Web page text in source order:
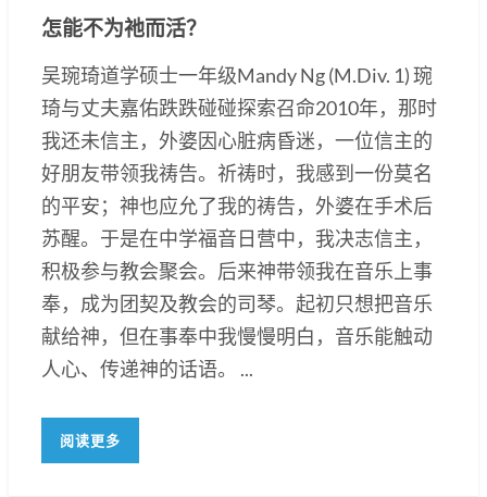
怎能不为祂而活？
吴琬琦道学硕士一年级Mandy Ng (M.Div. 1) 琬
琦与丈夫嘉佑跌跌碰碰探索召命2010年，那时
我还未信主，外婆因心脏病昏迷，一位信主的
好朋友带领我祷告。祈祷时，我感到一份莫名
的平安；神也应允了我的祷告，外婆在手术后
苏醒。于是在中学福音日营中，我决志信主，
积极参与教会聚会。后来神带领我在音乐上事
奉，成为团契及教会的司琴。起初只想把音乐
献给神，但在事奉中我慢慢明白，音乐能触动
人心、传递神的话语。 ...
阅读更多